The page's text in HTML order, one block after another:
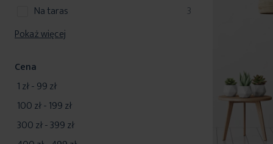
na taras
3
produkty
Pokaż więcej
Cena
1 zł-99 zł
100 zł-199 zł
300 zł-399 zł